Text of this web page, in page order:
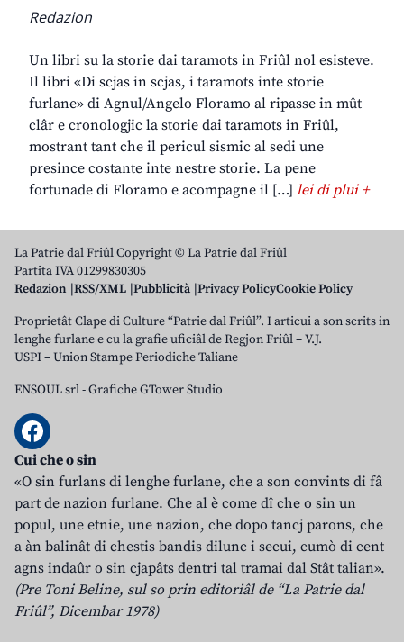
Redazion
Un libri su la storie dai taramots in Friûl nol esisteve.
Il libri «Di scjas in scjas, i taramots inte storie
furlane» di Agnul/Angelo Floramo al ripasse in mût
clâr e cronologjic la storie dai taramots in Friûl,
mostrant tant che il pericul sismic al sedi une
presince costante inte nestre storie. La pene
fortunade di Floramo e acompagne il […] lei di plui +
La Patrie dal Friûl Copyright © La Patrie dal Friûl
Partita IVA 01299830305
Redazion RSS/XML Pubblicità Privacy PolicyCookie Policy
Proprietât Clape di Culture “Patrie dal Friûl”. I articui a son scrits in
lenghe furlane e cu la grafie uficiâl de Regjon Friûl – V.J.
USPI – Union Stampe Periodiche Taliane
ENSOUL srl-Grafiche GTower Studio
Cui che o sin
«O sin furlans di lenghe furlane, che a son convints di fâ
part de nazion furlane. Che al è come dî che o sin un
popul, une etnie, une nazion, che dopo tancj parons, che
a àn balinât di chestis bandis dilunc i secui, cumò di cent
agns indaûr o sin cjapâts dentri tal tramai dal Stât talian».
(Pre Toni Beline, sul so prin editoriâl de “La Patrie dal
Friûl”, Dicembar 1978)